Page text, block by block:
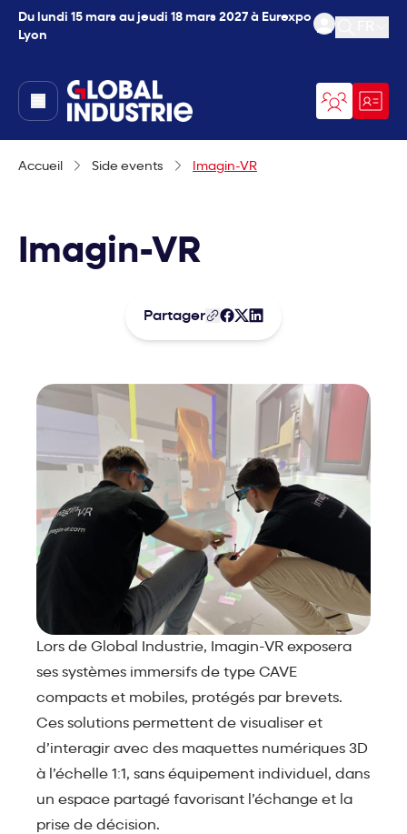
Du lundi 15 mars au jeudi 18 mars 2027 à Eurexpo
Lyon
Ouvrir
page.home
Accueil Side events Imagin-VR
Imagin-VR
Partager
Lors de Global Industrie, Imagin-VR exposera
ses systèmes immersifs de type CAVE
compacts et mobiles, protégés par brevets.
Ces solutions permettent de visualiser et
d’interagir avec des maquettes numériques 3D
à l’échelle 1:1, sans équipement individuel, dans
un espace partagé favorisant l’échange et la
prise de décision.